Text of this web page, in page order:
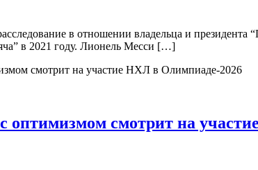
в отношении владельца и
в 2021 году. Лионель Месси […]
смотрит на